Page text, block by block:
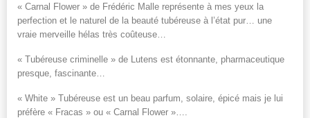
« Carnal Flower » de Frédéric Malle représente à mes yeux la
perfection et le naturel de la beauté tubéreuse à l’état pur… une
vraie merveille hélas très coûteuse…
« Tubéreuse criminelle » de Lutens est étonnante, pharmaceutique
presque, fascinante…
« White » Tubéreuse est un beau parfum, solaire, épicé mais je lui
préfère « Fracas » ou « Carnal Flower »….